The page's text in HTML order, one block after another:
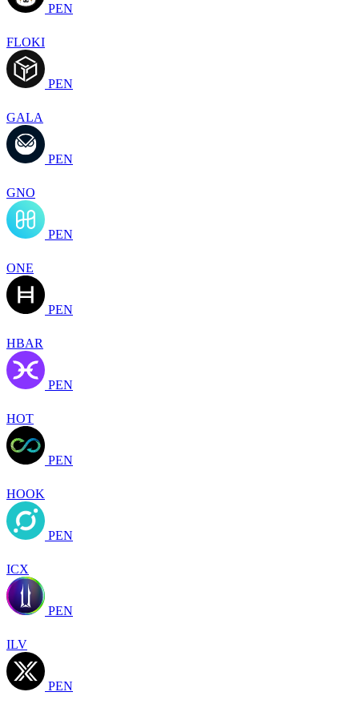
PEN
FLOKI
PEN
GALA
PEN
GNO
PEN
ONE
PEN
HBAR
PEN
HOT
PEN
HOOK
PEN
ICX
PEN
ILV
PEN